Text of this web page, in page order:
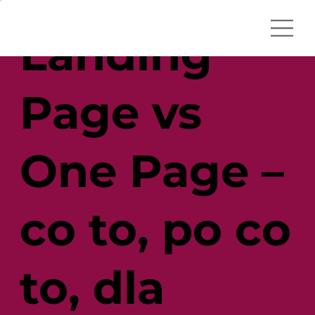
Landing
Page vs
One Page –
co to, po co
to, dla